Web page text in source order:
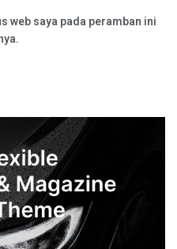
web saya pada peramban ini